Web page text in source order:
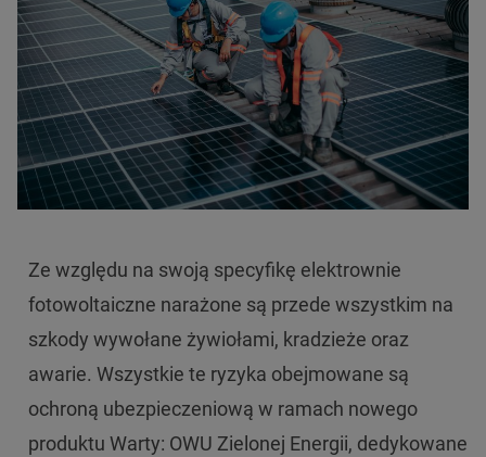
Ze względu na swoją specyfikę elektrownie
fotowoltaiczne narażone są przede wszystkim na
szkody wywołane żywiołami, kradzieże oraz
awarie. Wszystkie te ryzyka obejmowane są
ochroną ubezpieczeniową w ramach nowego
produktu Warty: OWU Zielonej Energii, dedykowane